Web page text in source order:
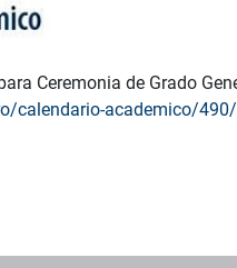
Ceremonia de Grado
calendario-academico/490/